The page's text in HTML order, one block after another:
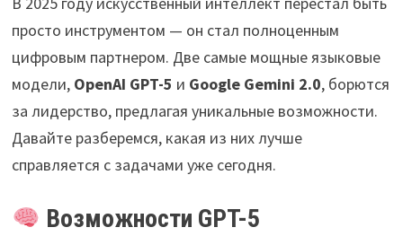
просто инструментом — он стал полноценным
цифровым партнером. Две самые мощные языковые
модели, OpenAI GPT-5 и Google Gemini 2.0, борются
за лидерство, предлагая уникальные возможности.
Давайте разберемся, какая из них лучше
справляется с задачами уже сегодня.
Возможности GPT-5